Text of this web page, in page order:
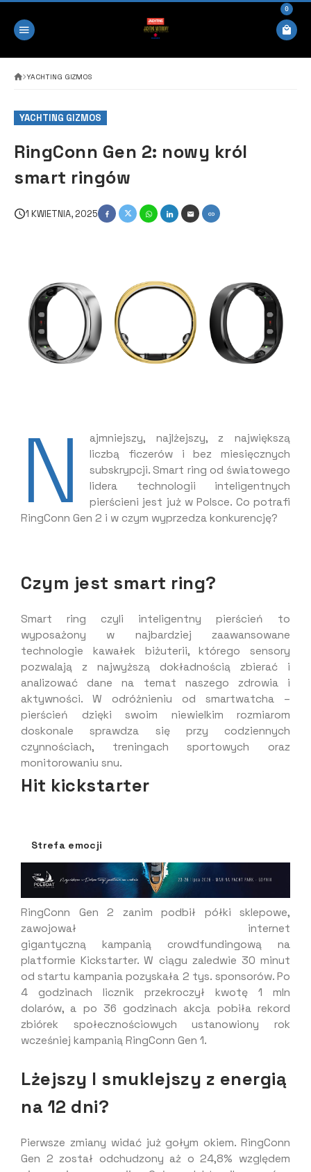
0
YACHTING GIZMOS
YACHTING GIZMOS
RingConn Gen 2: nowy król
smart ringów
1 KWIETNIA, 2025
N
ajmniejszy, najlżejszy, z największą
liczbą ficzerów i bez miesięcznych
subskrypcji. Smart ring od światowego
lidera technologii inteligentnych
pierścieni jest już w Polsce. Co potrafi
RingConn Gen 2 i w czym wyprzedza konkurencję?
Czym jest smart ring?
Smart ring czyli inteligentny pierścień to
wyposażony w najbardziej zaawansowane
technologie kawałek biżuterii, którego sensory
pozwalają z najwyższą dokładnością zbierać i
analizować dane na temat naszego zdrowia i
aktywności. W odróżnieniu od smartwatcha –
pierścień dzięki swoim niewielkim rozmiarom
doskonale sprawdza się przy codziennych
czynnościach, treningach sportowych oraz
monitorowaniu snu.
Hit kickstarter
Strefa emocji
RingConn Gen 2 zanim podbił półki sklepowe,
zawojował internet
gigantyczną kampanią crowdfundingową na
platformie Kickstarter. W ciągu zaledwie 30 minut
od startu kampania pozyskała 2 tys. sponsorów. Po
4 godzinach licznik przekroczył kwotę 1 mln
dolarów, a po 36 godzinach akcja pobiła rekord
zbiórek społecznościowych ustanowiony rok
wcześniej kampanią RingConn Gen 1.
Lżejszy I smuklejszy z energią
na 12 dni?
Pierwsze zmiany widać już gołym okiem. RingConn
Gen 2 został odchudzony aż o 24,8% względem